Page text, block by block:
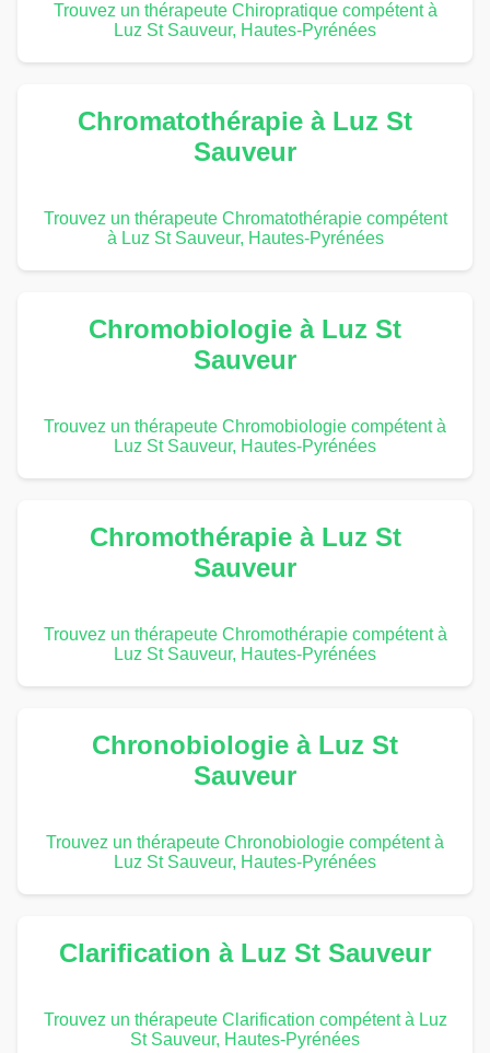
Trouvez un thérapeute Chiropratique compétent à
Luz St Sauveur, Hautes-Pyrénées
Chromatothérapie à Luz St
Sauveur
Trouvez un thérapeute Chromatothérapie compétent
à Luz St Sauveur, Hautes-Pyrénées
Chromobiologie à Luz St
Sauveur
Trouvez un thérapeute Chromobiologie compétent à
Luz St Sauveur, Hautes-Pyrénées
Chromothérapie à Luz St
Sauveur
Trouvez un thérapeute Chromothérapie compétent à
Luz St Sauveur, Hautes-Pyrénées
Chronobiologie à Luz St
Sauveur
Trouvez un thérapeute Chronobiologie compétent à
Luz St Sauveur, Hautes-Pyrénées
Clarification à Luz St Sauveur
Trouvez un thérapeute Clarification compétent à Luz
St Sauveur, Hautes-Pyrénées